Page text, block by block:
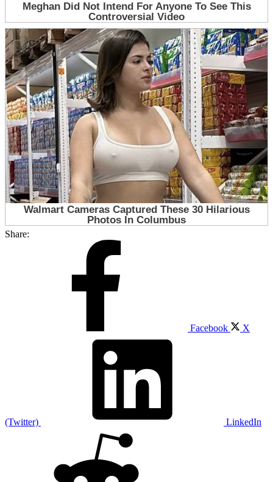
Share:
Facebook X
(Twitter) LinkedIn